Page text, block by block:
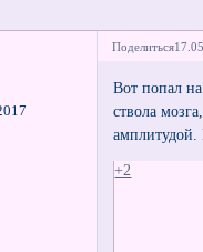
Поделиться
Вот попал
ствола
амплитудой.
+2